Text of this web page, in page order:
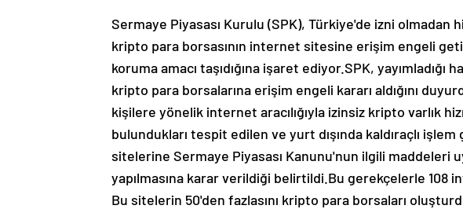
Sermaye Piyasası Kurulu (SPK), Türkiye'de izni olmadan
kripto para borsasının internet sitesine erişim engeli
koruma amacı taşıdığına işaret ediyor.SPK,
kripto para borsalarına erişim engeli kararı aldığını
kişilere yönelik internet aracılığıyla izinsiz kripto varlık
bulundukları tespit edilen ve yurt dışında kaldıraçlı
sitelerine Sermaye Piyasası Kanunu'nun ilgili maddeleri
yapılmasına karar verildiği belirtildi.Bu gerekçelerle
Bu sitelerin 50'den fazlasını kripto para borsaları